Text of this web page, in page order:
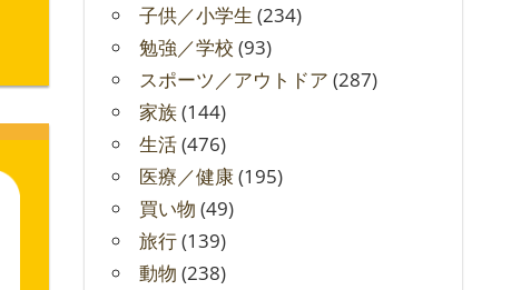
子供／小学生 (234)
勉強／学校 (93)
スポーツ／アウトドア (287)
家族(144)
生活(476)
医療／健康(195)
買い物 (49)
旅行(139)
動物 (238)